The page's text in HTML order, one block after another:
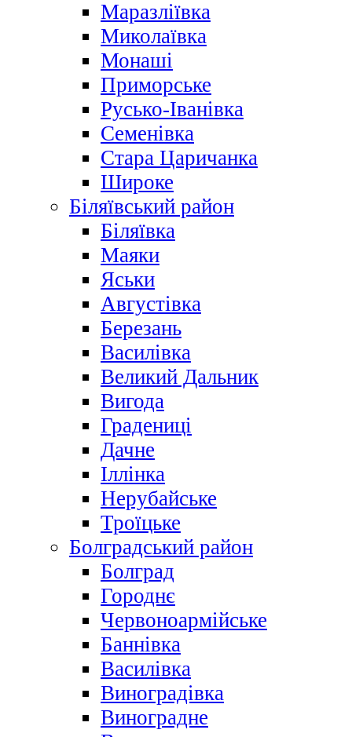
Маразліївка
Миколаївка
Монаші
Приморське
Русько-Іванівка
Семенівка
Стара Царичанка
Широке
Біляївський район
Біляївка
Маяки
Яськи
Августівка
Березань
Василівка
Великий Дальник
Вигода
Градениці
Дачне
Іллінка
Нерубайське
Троїцьке
Болградський район
Болград
Городнє
Червоноармійське
Баннівка
Василівка
Виноградівка
Виноградне